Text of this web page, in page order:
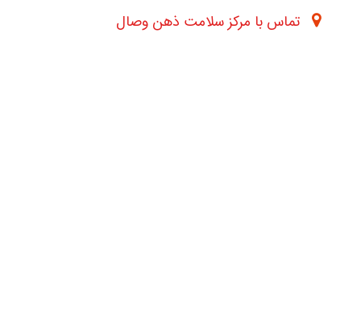
تماس با مرکز سلامت ذهن وصال